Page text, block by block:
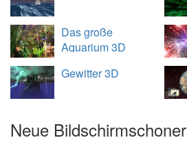
Das große
Aquarium 3D
Gewitter 3D
Neue Bildschirmschoner